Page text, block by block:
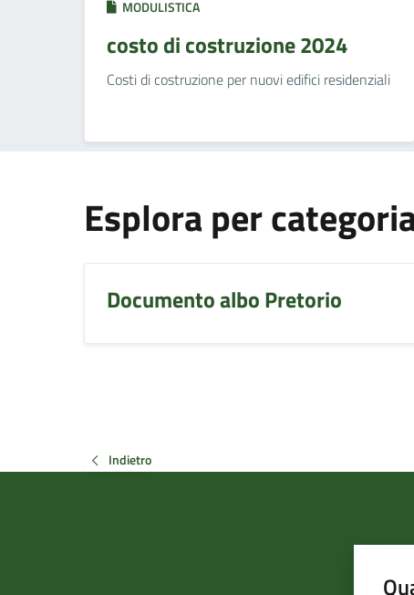
MODULISTICA
costo di costruzione 2024
Costi di costruzione per nuovi edifici residenziali
Esplora per
Documento albo Pretorio
Indietro